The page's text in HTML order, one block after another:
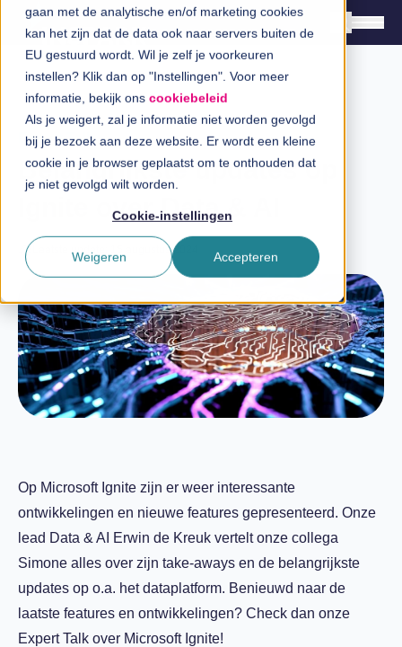
gaan met de analytische en/of marketing cookies
kan het zijn dat de data ook naar servers buiten de
EU gestuurd wordt. Wil je zelf je voorkeuren
instellen? Klik dan op "Instellingen". Voor meer
informatie, bekijk ons cookiebeleid
Als je weigert, zal je informatie niet worden gevolgd
bij je bezoek aan deze website. Er wordt een kleine
cookie in je browser geplaatst om te onthouden dat
je niet gevolgd wilt worden.
Cookie-instellingen
Accepteren
Weigeren
Oplossingen
Branches
InSpiratiecentrum
Direct in contact
Over InSpark
Werken bij InSpark
Expert Talk
Belangrijkste updates op
Ignite over Data & AI
Laatste update: 15 augustus 2024
Op Microsoft Ignite zijn er weer interessante
ontwikkelingen en nieuwe features gepresenteerd. Onze
lead Data & AI Erwin de Kreuk vertelt onze collega
Simone alles over zijn take-aways en de belangrijkste
updates op o.a. het dataplatform. Benieuwd naar de
laatste features en ontwikkelingen? Check dan onze
Expert Talk over Microsoft Ignite!